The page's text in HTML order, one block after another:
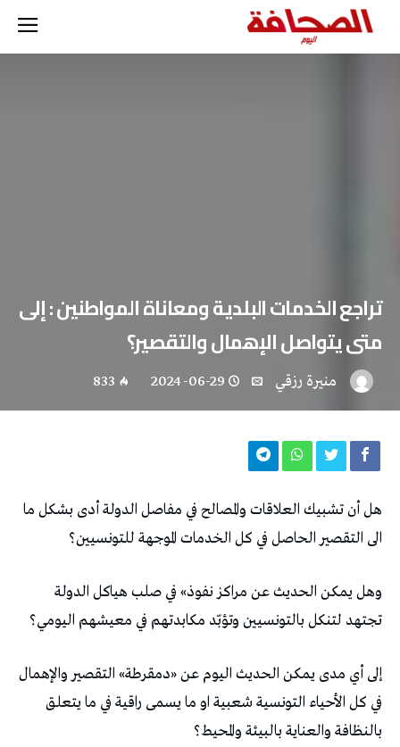
تراجع الخدمات البلدية ومعاناة المواطنين : إلى
متى يتواصل الإهمال والتقصير؟
منيرة‭ ‬رزقي 2024-06-29
833
هل أن تشبيك العلاقات والمصالح في مفاصل الدولة أدى بشكل ما
الى التقصير الحاصل في كل الخدمات الموجهة للتونسيين؟
وهل يمكن الحديث عن مراكز نفوذ» في صلب هياكل الدولة
تجتهد لتنكل بالتونسيين وتؤبّد مكابدتهم في معيشهم اليومي؟
إلى أي مدى يمكن الحديث اليوم عن «دمقرطة» التقصير والإهمال
في كل الأحياء التونسية شعبية او ما يسمى راقية في ما يتعلق
بالنظافة والعناية بالبيئة والمحيط؟